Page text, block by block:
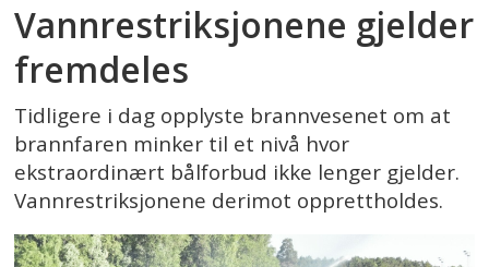
Vannrestriksjonene gjelder
fremdeles
Tidligere i dag opplyste brannvesenet om at
brannfaren minker til et nivå hvor
ekstraordinært bålforbud ikke lenger gjelder.
Vannrestriksjonene derimot opprettholdes.